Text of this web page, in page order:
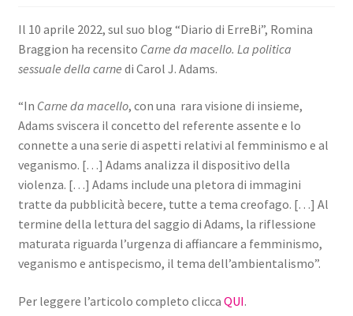
Il 10 aprile 2022, sul suo blog “Diario di ErreBi”, Romina
Braggion ha recensito Carne da macello. La politica
sessuale della carne di Carol J. Adams.
“In Carne da macello, con una rara visione di insieme,
Adams sviscera il concetto del referente assente e lo
connette a una serie di aspetti relativi al femminismo e al
veganismo. […] Adams analizza il dispositivo della
violenza. […] Adams include una pletora di immagini
tratte da pubblicità becere, tutte a tema creofago. […] Al
termine della lettura del saggio di Adams, la riflessione
maturata riguarda l’urgenza di affiancare a femminismo,
veganismo e antispecismo, il tema dell’ambientalismo”.
Per leggere l’articolo completo clicca QUI.